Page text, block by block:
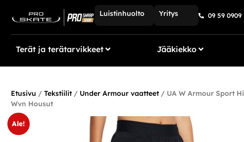
Luistinhuolto Yritys 09 59 0909
Terät ja terätarvikkeet Jääkiekko
Etusivu / Tekstiilit/ Under Armour vaatteet/ UA W Armour Sport
Wvn Housut
Ale!